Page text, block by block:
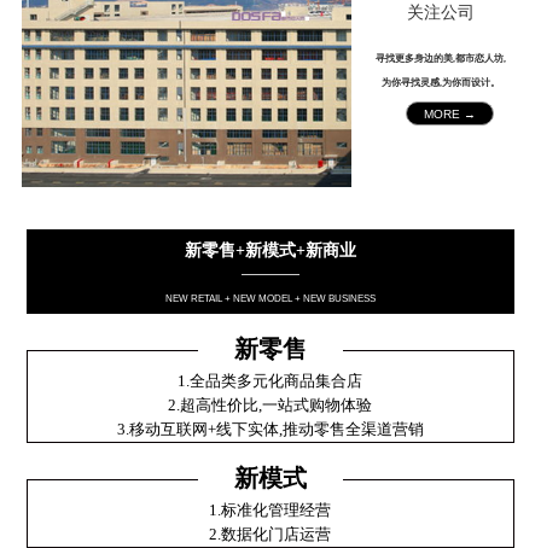
关注公司
寻找更多身边的美,都市恋人坊,
为你寻找灵感,为你而设计。
MORE →
新零售+新模式+新商业
————
NEW RETAIL + NEW MODEL + NEW BUSINESS
新零售
1.全品类多元化商品集合店
2.超高性价比,一站式购物体验
3.移动互联网+线下实体,推动零售全渠道营销
新模式
1.标准化管理经营
2.数据化门店运营